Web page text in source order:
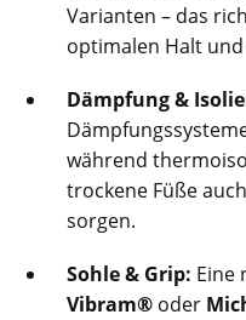
Varianten – das
optimalen Halt
Dämpfung &
während
trockene Füße
sorgen.
Sohle & Grip: Eine
Vibram® oder